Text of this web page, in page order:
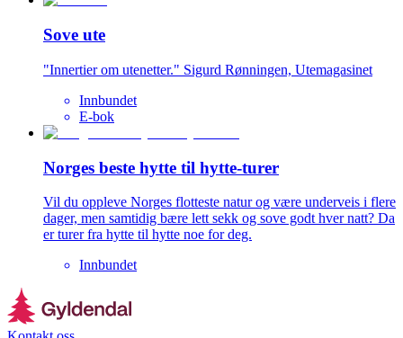
Sove ute
"Innertier om utenetter." Sigurd Rønningen, Utemagasinet
Innbundet
E-bok
Norges beste hytte til hytte-turer
Vil du oppleve Norges flotteste natur og være underveis i flere
dager, men samtidig bære lett sekk og sove godt hver natt? Da
er turer fra hytte til hytte noe for deg.
Innbundet